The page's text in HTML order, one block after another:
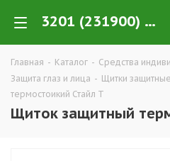
3201 (231900) Щиток защитный термостоикий Стайл Т купить в Екатеринбурге по низким ценам оптом — интернет-магазин CИЗ в розницу компании РПС Урал
Главная - Каталог - Средства
Защита глаз и лица - Щитки защитные
термостоикий Стайл Т
Щиток защитный